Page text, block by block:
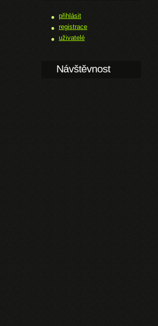
přihlásit
registrace
uživatelé
Návštěvnost